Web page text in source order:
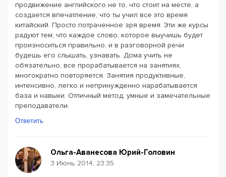
продвижение английского не то, что стоит на месте, а
создается впечатление, что ты учил все это время
китайский. Просто потраченное зря время. Эти же курсы
радуют тем, что каждое слово, которое выучишь будет
произноситься правильно, и в разговорной речи
будешь его слышать, узнавать. Дома учить не
обязательно, все прорабатывается на занятиях,
многократно повторяется. Занятия продуктивные,
интенсивно, легко и непринужденно нарабатывается
база и навыки. Отличный метод, умные и замечательные
преподаватели.
Ответить
Ольга-Аванесова Юрий-Головин
3 Июнь 2014, 23:35